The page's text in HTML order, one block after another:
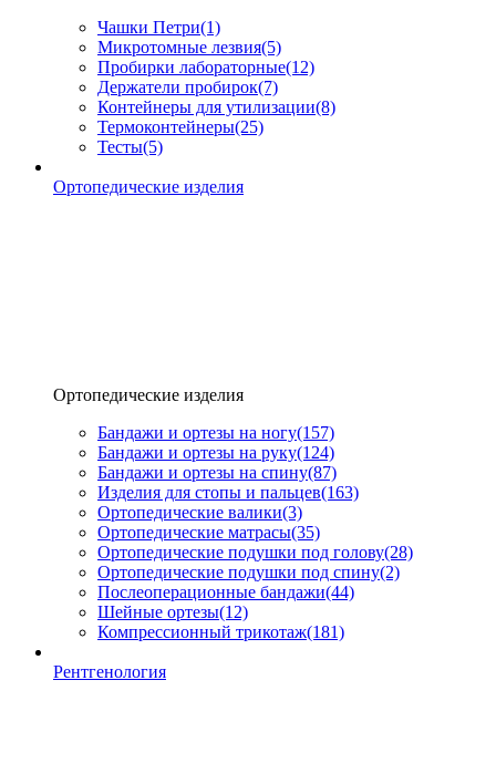
Чашки Петри(1)
Микротомные лезвия(5)
Пробирки лабораторные(12)
Держатели пробирок(7)
Контейнеры для утилизации(8)
Термоконтейнеры(25)
Тесты(5)
Ортопедические изделия
Ортопедические изделия
Бандажи и ортезы на ногу(157)
Бандажи и ортезы на руку(124)
Бандажи и ортезы на спину(87)
Изделия для стопы и пальцев(163)
Ортопедические валики(3)
Ортопедические матрасы(35)
Ортопедические подушки под голову(28)
Ортопедические подушки под спину(2)
Послеоперационные бандажи(44)
Шейные ортезы(12)
Компрессионный трикотаж(181)
Рентгенология